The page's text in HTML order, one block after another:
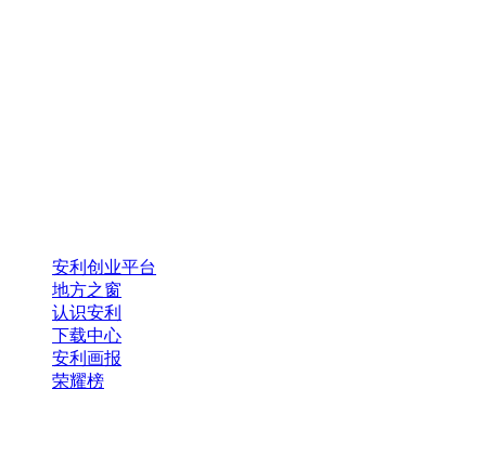
安利创业平台
地方之窗
认识安利
下载中心
安利画报
荣耀榜